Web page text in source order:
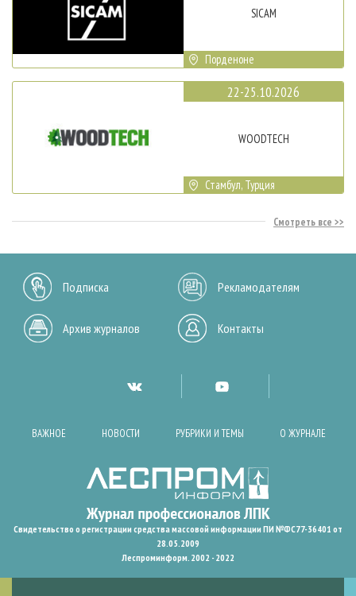
SICAM
Порденоне
22-25.10.2026
WOODTECH
Стамбул, Турция
Смотреть все
Подписка Рекламодателям
Архив журналов Контакты
ВАЖНОЕ НОВОСТИ РУБРИКИ И ТЕМЫ О ЖУРНАЛЕ
Свидетельство о регистрации средства массовой информации ПИ №ФС77-36401 от
28.05.2009
Леспроминформ. 2002 - 2022